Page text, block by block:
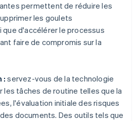
permettent de réduire les
les goulets
d'accélérer le processus
faire de compromis sur la
: servez-vous de la technologie
les tâches de routine telles que la
l'évaluation initiale des risques
documents. Des outils tels que